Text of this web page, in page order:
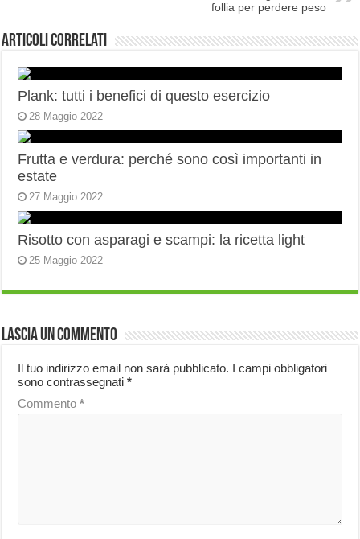
follia per perdere peso
Articoli correlati
Plank: tutti i benefici di questo esercizio
28 Maggio 2022
Frutta e verdura: perché sono così importanti in
estate
27 Maggio 2022
Risotto con asparagi e scampi: la ricetta light
25 Maggio 2022
Lascia un commento
Il tuo indirizzo email non sarà pubblicato. I campi obbligatori
sono contrassegnati*
Commento*